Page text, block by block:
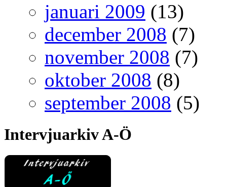
januari 2009 (13)
december 2008 (7)
november 2008 (7)
oktober 2008 (8)
september 2008 (5)
Intervjuarkiv A-Ö